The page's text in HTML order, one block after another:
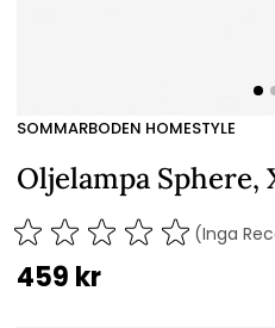
SOMMARBODEN HOMESTYLE
Oljelampa
(Inga
459 kr